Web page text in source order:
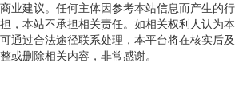
业建议。任何主体因参考本站信息而产生的行
，本站不承担相关责任。如相关权利人认为本
通过合法途径联系处理，本平台将在核实后及
或删除相关内容，非常感谢。